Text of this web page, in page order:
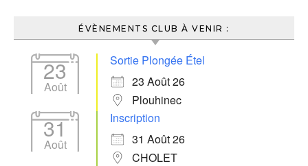
ÉVÈNEMENTS CLUB À VENIR :
23
Août
Sortie Plongée Étel
23 Août 26
Plouhinec
31
Août
Inscription
31 Août 26
CHOLET